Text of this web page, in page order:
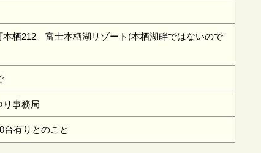
本栖212 富士本栖湖リゾート(本栖湖畔ではないので
事務局
台有りとのこと